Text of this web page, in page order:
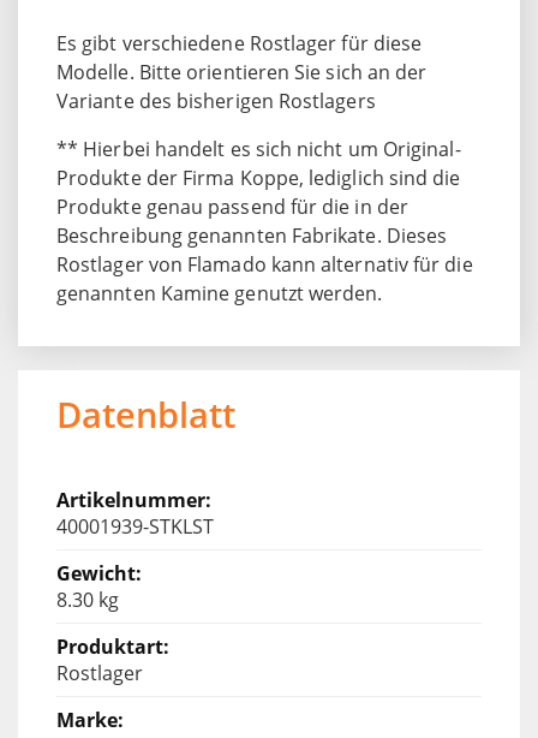
Es gibt verschiedene Rostlager für diese
Modelle. Bitte orientieren Sie sich an der
Variante des bisherigen Rostlagers
** Hierbei handelt es sich nicht um Original-
Produkte der Firma Koppe, lediglich sind die
Produkte genau passend für die in der
Beschreibung genannten Fabrikate. Dieses
Rostlager von Flamado kann alternativ für die
genannten Kamine genutzt werden.
Datenblatt
40001939-STKLST
8.30 kg
Rostlager